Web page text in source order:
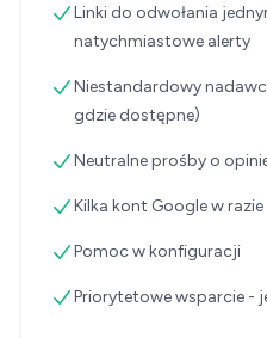
Linki do odwołania
natychmiastowe alerty
Niestandardowy
gdzie dostępne)
Neutralne prośby o
Kilka kont Google w
Pomoc w konfiguracji
Priorytetowe wsparcie -